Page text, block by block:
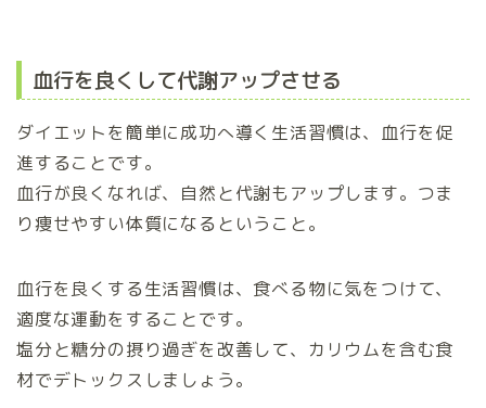
血行を良くして代謝アップさせる
ダイエットを簡単に成功へ導く生活習慣は、血行を促
進することです。
血行が良くなれば、自然と代謝もアップします。つま
り痩せやすい体質になるということ。
血行を良くする生活習慣は、食べる物に気をつけて、
適度な運動をすることです。
塩分と糖分の摂り過ぎを改善して、カリウムを含む食
材でデトックスしましょう。